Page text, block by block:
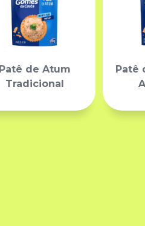
Patê de Atum
Tradicional
Patê